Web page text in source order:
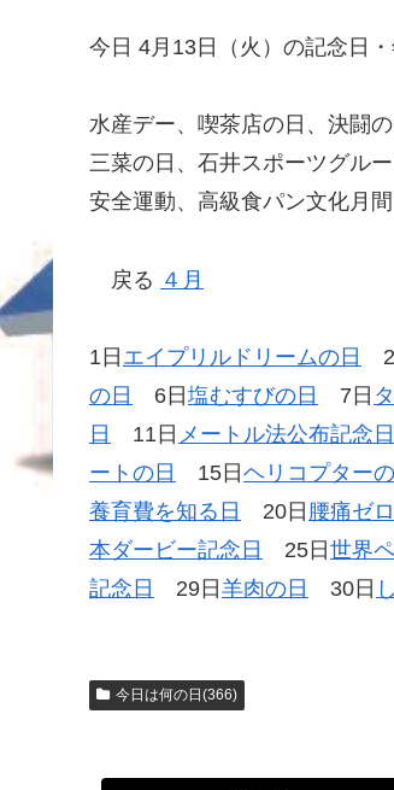
今日 4月13日（火）の記念日
水産デー、喫茶店の日、決闘
三菜の日、石井スポーツグル
安全運動、高級食パン文化月間
戻る ４月
1日 エイプリルドリームの日 2
の日
6日 塩むすびの日 7日
日
11日 メートル法公布記念日
ートの日
15日 ヘリコプター
養育費を知る日
20日 腰痛ゼ
本ダービー記念日
25日 世界
記念日
29日 羊肉の日 30日
今日は何の日(366)